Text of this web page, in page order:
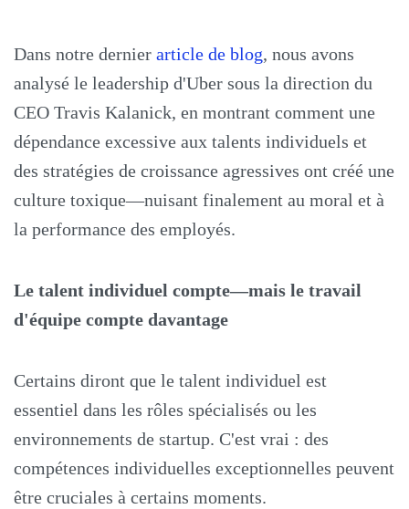
Dans notre dernier article de blog, nous avons
analysé le leadership d'Uber sous la direction du
CEO Travis Kalanick, en montrant comment une
dépendance excessive aux talents individuels et
des stratégies de croissance agressives ont créé une
culture toxique—nuisant finalement au moral et à
la performance des employés.
Le talent individuel compte—mais le travail
d'équipe compte davantage
Certains diront que le talent individuel est
essentiel dans les rôles spécialisés ou les
environnements de startup. C'est vrai : des
compétences individuelles exceptionnelles peuvent
être cruciales à certains moments.